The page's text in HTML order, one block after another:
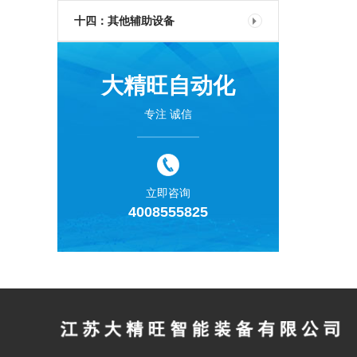
十四：其他辅助设备
大精旺自动化
专注 诚信
立即咨询
4008555825